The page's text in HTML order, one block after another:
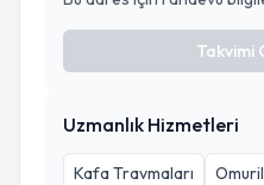
Takvimi
Uzmanlık Hizmetleri
Kafa Travmaları